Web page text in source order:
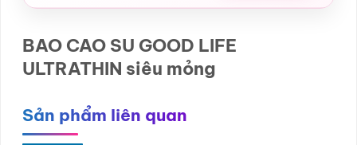
BAO CAO SU GOOD LIFE
ULTRATHIN siêu mỏng
Sản phẩm liên quan